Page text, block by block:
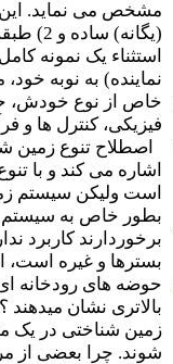
استثناء یک نمونه
نماینده) به نوبه
خاص از نوع خودش،
فیزیکی، کنترل ها
اصطلاح تنوع زمین
اشاره می کند و با
است ولیکن سیستم
بطور خاص به سیستم
برخوردارند کاربرد
بسترها و غیره است،
حوضه های رودخانه
بالاتری نشان میدهند
زمین شناختی در یک
شوند. چرا بعضی از